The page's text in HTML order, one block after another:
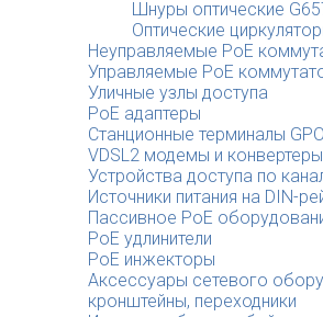
Шнуры оптические
Оптические
Неуправляемые PoE
Управляемые PoE
Уличные узлы доступа
PoE адаптеры
Станционные терминалы
VDSL2 модемы и конвертеры
Устройства доступа по
Источники питания на DIN-
Пассивное PoE
PoE удлинители
PoE инжекторы
Аксессуары сетевого
кронштейны, переходники